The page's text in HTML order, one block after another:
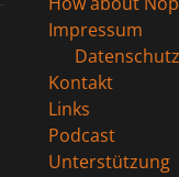
Impressum
Kontakt
Links
Podcast
Unterstützung